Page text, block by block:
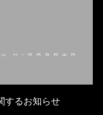
するお知らせ